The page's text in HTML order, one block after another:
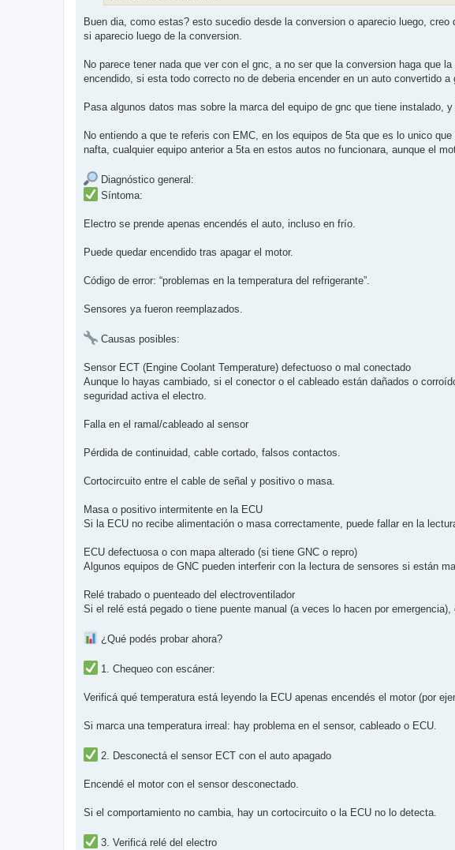
Buen dia, como estas? esto sucedio desde la conversion o aparecio luego,
si aparecio luego de la conversion.
No parece tener nada que ver con el gnc, a no ser que la conversion haga que
encendido, si esta todo correcto no de deberia encender en un auto convertido a
Pasa algunos datos mas sobre la marca del equipo de gnc que tiene instalado,
No entiendo a que te referis con EMC, en los equipos de 5ta que es lo unico
nafta, cualquier equipo anterior a 5ta en estos autos no funcionara, aunque el
Diagnóstico general:
Síntoma:
Electro se prende apenas encendés el auto, incluso en frío.
Puede quedar encendido tras apagar el motor.
Código de error: “problemas en la temperatura del refrigerante”.
Sensores ya fueron reemplazados.
Causas posibles:
Sensor ECT (Engine Coolant Temperature) defectuoso o mal conectado
Aunque lo hayas cambiado, si el conector o el cableado están dañados o
seguridad activa el electro.
Falla en el ramal/cableado al sensor
Pérdida de continuidad, cable cortado, falsos contactos.
Cortocircuito entre el cable de señal y positivo o masa.
Masa o positivo intermitente en la ECU
Si la ECU no recibe alimentación o masa correctamente, puede fallar en la
ECU defectuosa o con mapa alterado (si tiene GNC o repro)
Algunos equipos de GNC pueden interferir con la lectura de sensores si están
Relé trabado o puenteado del electroventilador
Si el relé está pegado o tiene puente manual (a veces lo hacen por
¿Qué podés probar ahora?
1. Chequeo con escáner:
Verificá qué temperatura está leyendo la ECU apenas encendés el motor (por
Si marca una temperatura irreal: hay problema en el sensor, cableado o ECU.
2. Desconectá el sensor ECT con el auto apagado
Encendé el motor con el sensor desconectado.
Si el comportamiento no cambia, hay un cortocircuito o la ECU no lo detecta.
3. Verificá relé del electro